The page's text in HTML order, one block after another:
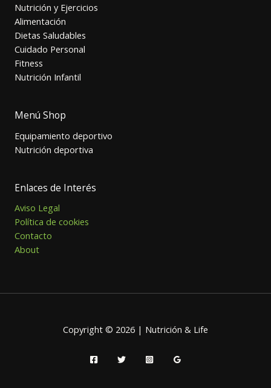
Nutrición y Ejercicios
Alimentación
Dietas Saludables
Cuidado Personal
Fitness
Nutrición Infantil
Menú Shop
Equipamiento deportivo
Nutrición deportiva
Enlaces de Interés
Aviso Legal
Política de cookies
Contacto
About
Copyright © 2026 | Nutrición & Life